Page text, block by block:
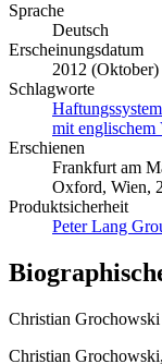
10.3726/978-3-
Sprache
Deutsch
Erscheinungsdatum
2012 (Oktober)
Schlagworte
mit englischem
Erschienen
Frankfurt am
Oxford, Wien,
Produktsicherheit